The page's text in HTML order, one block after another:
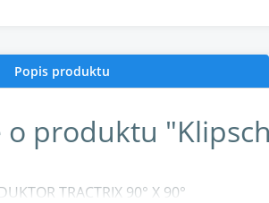
Popis produktu
produktu
TRACTRIX 90° X 90°